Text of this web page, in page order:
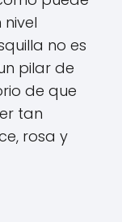
no es
pilar de
de que
tan
rosa y